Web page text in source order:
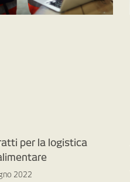
per la logistica
2022